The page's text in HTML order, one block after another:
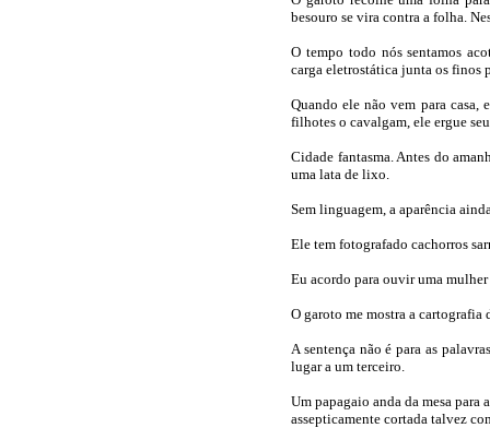
besouro se vira contra a folha.
O tempo todo nós sentamos
carga eletrostática junta os finos
Quando ele não vem para casa,
filhotes o cavalgam, ele ergue
Cidade fantasma. Antes do
uma lata de lixo.
Sem linguagem, a aparência
Ele tem fotografado cachorros
Eu acordo para ouvir uma
O garoto me mostra a cartografia
A sentença não é para as
lugar a um terceiro.
Um papagaio anda da mesa para
assepticamente cortada talvez